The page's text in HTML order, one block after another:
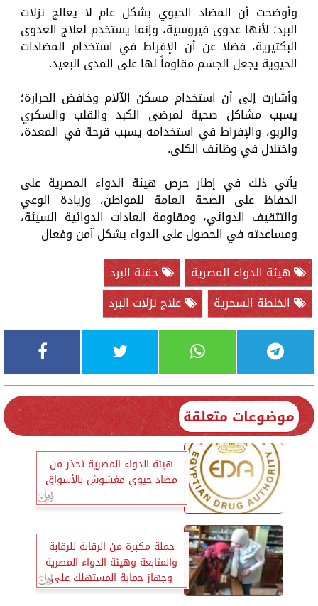
وأوضحت أن المضاد الحيوي بشكل عام لا يعالج نزلات
البرد؛ لأنها عدوى فيروسية، وإنما يستخدم لعلاج العدوى
البكتيرية، فضلا عن أن الإفراط في استخدام المضادات
الحيوية يجعل الجسم مقاوماً لها على المدى البعيد.
وأشارت إلى أن استخدام مسكن الآلام وخافض الحرارة؛
يسبب مشاكل صحية لمرضى الكبد والقلب والسكري
والربو، والإفراط في استخدامه يسبب قرحة في المعدة،
واختلال في وظائف الكلى.
يأتي ذلك في إطار حرص هيئة الدواء المصرية على
الحفاظ على الصحة العامة للمواطن، وزيادة الوعي
والتثقيف الدوائي، ومقاومة العادات الدوائية السيئة،
ومساعدته في الحصول على الدواء بشكل آمن وفعال
هيئة الدواء المصرية
حقنة البرد
الخلطة السحرية
علاج نزلات البرد
موضوعات متعلقة
هيئة الدواء المصرية تحذر من
مضاد حيوي مغشوش بالأسواق
حملة مكبرة من الرقابة للرقابة
والمتابعة وهيئة الدواء المصرية
وجهاز حماية المستهلك على
الصيدليات بالبحيرة